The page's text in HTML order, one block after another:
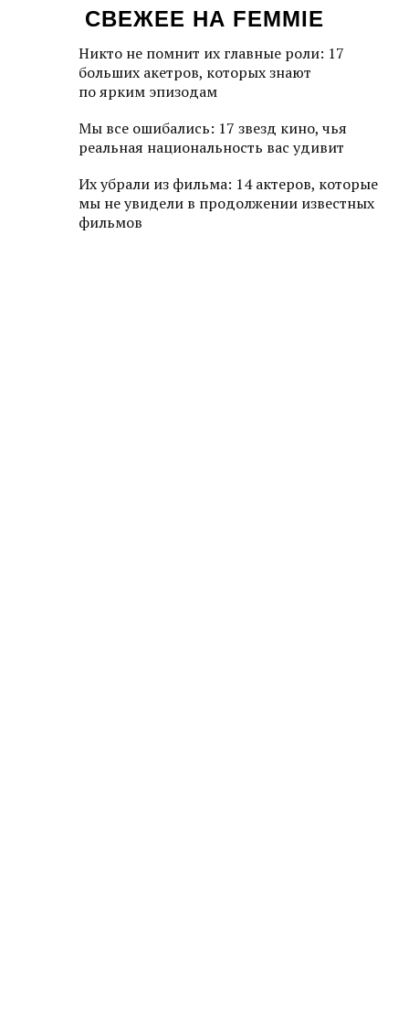
СВЕЖЕЕ НА FEMMIE
Никто не помнит их главные роли: 17
больших акетров, которых знают
по ярким эпизодам
Мы все ошибались: 17 звезд кино, чья
реальная национальность вас удивит
Их убрали из фильма: 14 актеров, которые
мы не увидели в продолжении известных
фильмов